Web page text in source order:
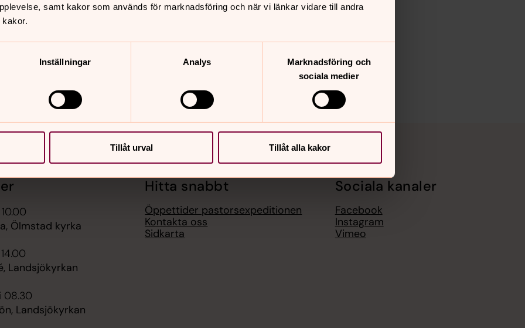
samt kakor som används för marknadsföring och när vi länkar vidare till andra
Inställningar Analys
Marknadsföring och
sociala medier
Tillåt urval Tillåt alla kakor
Ölmstad kyrka
Landsjökyrkan
08.30
Landsjökyrkan
Hitta snabbt
Öppettider pastorsexpeditionen
Kontakta oss
Sidkarta
Sociala kanaler
Facebook
Instagram
Vimeo